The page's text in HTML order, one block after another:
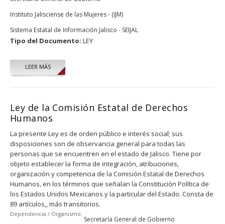
Instituto Jalisciense de las Mujeres - (IJM)
Sistema Estatal de Información Jalisco - SEIJAL
Tipo del Documento: LEY
LEER MÁS
Ley de la Comisión Estatal de Derechos
Humanos
La presente Ley es de orden público e interés social; sus
disposiciones son de observancia general para todas las
personas que se encuentren en el estado de Jalisco. Tiene por
objeto establecer la forma de integración, atribuciones,
organización y competencia de la Comisión Estatal de Derechos
Humanos, en los términos que señalan la Constitución Política de
los Estados Unidos Mexicanos y la particular del Estado. Consta de
89 artículos,, más transitorios.
Dependencia / Organismo:
Secretaría General de Gobierno